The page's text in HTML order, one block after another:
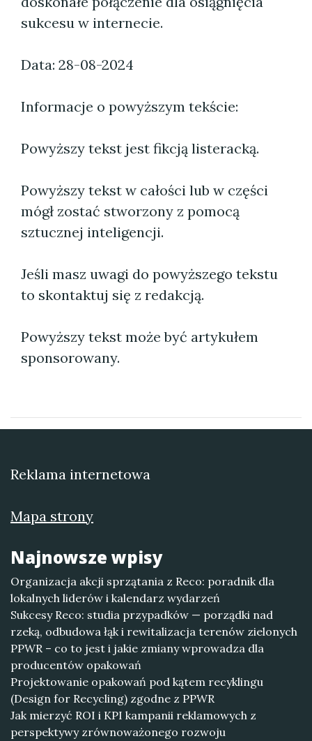
sukcesu w internecie.
Data: 28-08-2024
Informacje o powyższym tekście:
Powyższy tekst jest fikcją listeracką.
Powyższy tekst w całości lub w części
mógł zostać stworzony z pomocą
sztucznej inteligencji.
Jeśli masz uwagi do powyższego tekstu
to skontaktuj się z redakcją.
Powyższy tekst może być artykułem
sponsorowany.
Reklama internetowa
Mapa strony
Najnowsze wpisy
Organizacja akcji sprzątania z Reco: poradnik dla
lokalnych liderów i kalendarz wydarzeń
Sukcesy Reco: studia przypadków — porządki nad
rzeką, odbudowa łąk i rewitalizacja terenów zielonych
PPWR – co to jest i jakie zmiany wprowadza dla
producentów opakowań
Projektowanie opakowań pod kątem recyklingu
(Design for Recycling) zgodne z PPWR
Jak mierzyć ROI i KPI kampanii reklamowych z
perspektywy zrównoważonego rozwoju